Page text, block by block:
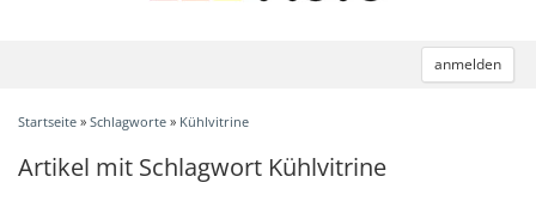
anmelden
Startseite » Schlagworte » Kühlvitrine
Artikel mit Schlagwort Kühlvitrine